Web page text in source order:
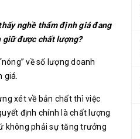
nghề thẩm định giá đang
giữ được chất lượng?
về số lượng doanh
giá.
xét về bản chất thì việc
định chính là chất lượng
không phải sự tăng trưởng